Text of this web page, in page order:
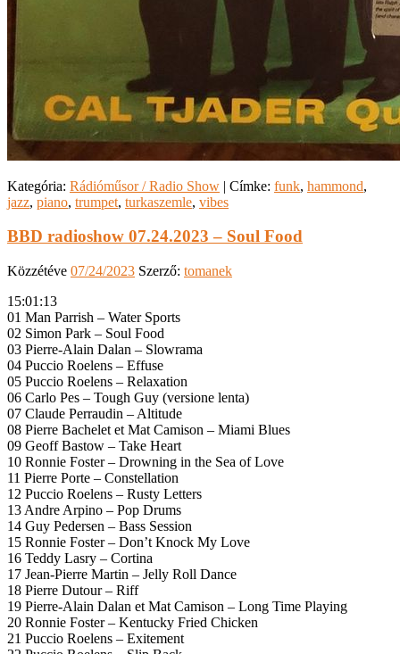
Kategória: Rádióműsor / Radio Show | Címke: funk, hammond,
jazz, piano, trumpet, turkaszemle, vibes
BBD radioshow 07.24.2023 – Soul Food
Közzétéve 07/24/2023 Szerző: tomanek
15:01:13
01 Man Parrish – Water Sports
02 Simon Park – Soul Food
03 Pierre-Alain Dalan – Slowrama
04 Puccio Roelens – Effuse
05 Puccio Roelens – Relaxation
06 Carlo Pes – Tough Guy (versione lenta)
07 Claude Perraudin – Altitude
08 Pierre Bachelet et Mat Camison – Miami Blues
09 Geoff Bastow – Take Heart
10 Ronnie Foster – Drowning in the Sea of Love
11 Pierre Porte – Constellation
12 Puccio Roelens – Rusty Letters
13 Andre Arpino – Pop Drums
14 Guy Pedersen – Bass Session
15 Ronnie Foster – Don’t Knock My Love
16 Teddy Lasry – Cortina
17 Jean-Pierre Martin – Jelly Roll Dance
18 Pierre Dutour – Riff
19 Pierre-Alain Dalan et Mat Camison – Long Time Playing
20 Ronnie Foster – Kentucky Fried Chicken
21 Puccio Roelens – Exitement